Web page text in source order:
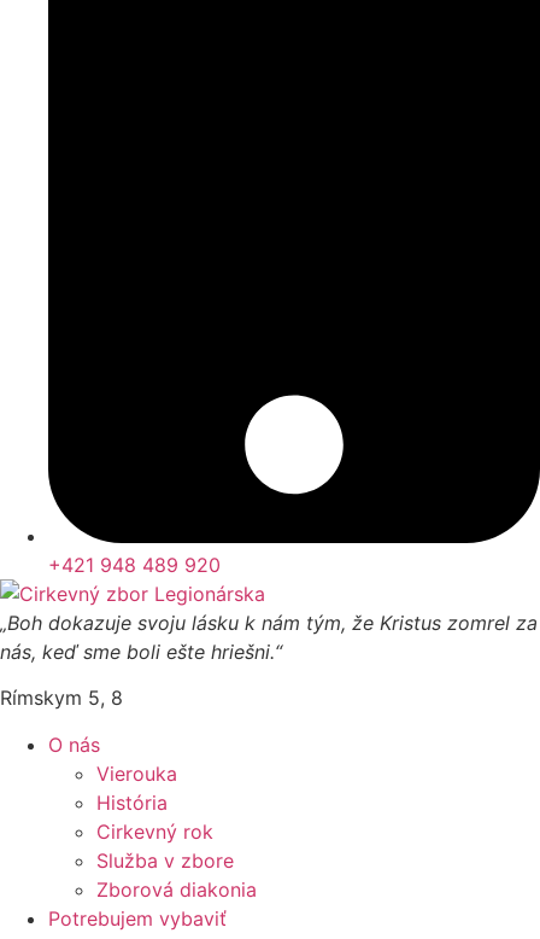
+421 948 489 920
„Boh dokazuje svoju lásku k nám tým, že Kristus zomrel za
nás, keď sme boli ešte hriešni.“
Rímskym 5, 8
O nás
Vierouka
História
Cirkevný rok
Služba v zbore
Zborová diakonia
Potrebujem vybaviť